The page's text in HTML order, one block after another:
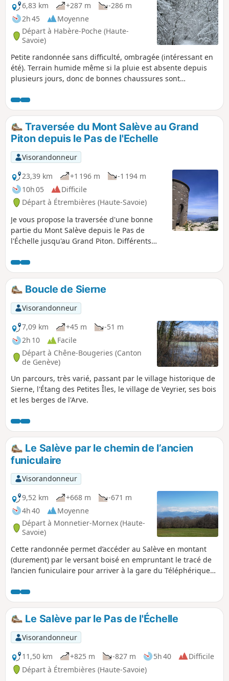
6,83 km
+287 m
-286 m
2h 45
Moyenne
Départ à Habère-Poche (Haute-
Savoie)
Petite randonnée sans difficulté, ombragée (intéressant en
été). Terrain humide même si la pluie est absente depuis
plusieurs jours, donc de bonnes chaussures sont
Traversée du Mont Salève au Grand
Piton depuis le Pas de l'Echelle
Visorandonneur
23,39 km
+1 196 m
-1 194 m
10h 05
Difficile
Départ à Étrembières (Haute-Savoie)
Je vous propose la traversée d'une bonne
partie du Mont Salève depuis le Pas de
l'Échelle jusqu'au Grand Piton. Différents
massifs du Chablais et des Bornes, la vallée
de l'Arve, le Mont-Blanc et Lac d'Annecy dans
la 1re partie. Puis le bassin Genevois, le lac
Léman et le Jura dans la seconde. C'est une
randonnée sans difficulté technique mais
difficile de part la distance.
Boucle de Sierne
Visorandonneur
7,09 km
+45 m
-51 m
2h 10
Facile
Départ à Chêne-Bougeries (Canton
de Genève)
Un parcours, très varié, passant par le village historique de
Sierne, l'Étang des Petites Îles, le village de Veyrier, ses bois
et les berges de l'Arve.
Le Salève par le chemin de l’ancien
funiculaire
Visorandonneur
9,52 km
+668 m
-671 m
4h 40
Moyenne
Départ à Monnetier-Mornex (Haute-
Savoie)
Cette randonnée permet d’accéder au Salève en montant
(durement) par le versant boisé en empruntant le tracé de
l’ancien funiculaire pour arriver à la gare du Téléphérique
peut découvrir les nombreux points de vue remarquables
sur Genève, le Lac Léman, les monts du Jura et les
panoramas inoubliables sur toute la chaîne du Mont Blanc.
Le Salève par le Pas de l'Échelle
Visorandonneur
11,50 km
+825 m -827 m 5h 40
Difficile
Départ à Étrembières (Haute-Savoie)